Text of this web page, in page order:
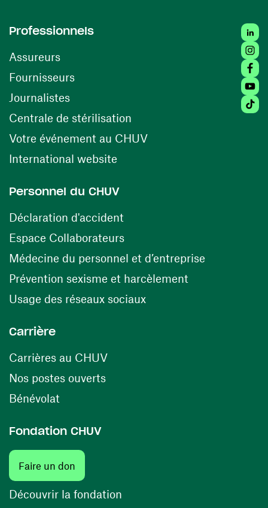
Professionnels
Assureurs
Fournisseurs(ouvre une nouvelle fenêtre)
Journalistes
Centrale de stérilisation (ouvre une nouvelle
Votre événement au CHUV(ouvre une nouvelle
International website
Personnel du CHUV
Déclaration d'accident
Espace Collaborateurs(ouvre une nouvelle fenêtre)
Médecine du personnel et d’entreprise
Prévention sexisme et harcèlement
Usage des réseaux sociaux(ouvre une nouvelle
Carrière
Carrières au CHUV(ouvre une nouvelle fenêtre)
Nos postes ouverts(ouvre une nouvelle fenêtre)
Bénévolat
Fondation CHUV
Faire un don
Découvrir la fondation